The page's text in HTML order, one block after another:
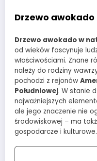
Drzewo
Drzewo awokado w
od wieków fascynuje
właściwościami. Znane
należy do rodziny
pochodzi z rejonów
Południowej. W stanie
najważniejszych
ale jego znaczenie nie
środowiskowej – ma
gospodarcze i kulturowe.